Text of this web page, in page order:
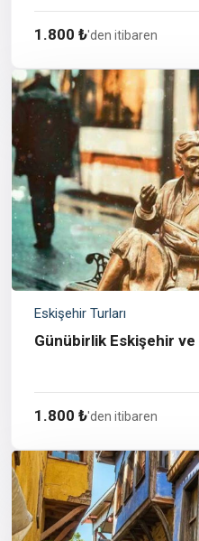
1.800 ₺'den itibaren
Eskişehir Turları
Günübirlik Eskişehir ve
1.800 ₺'den itibaren